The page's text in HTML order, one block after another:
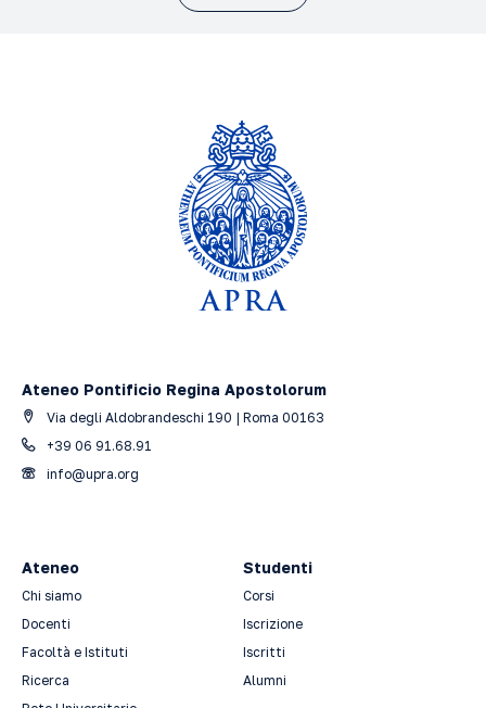
Ateneo Pontificio Regina Apostolorum
Via degli Aldobrandeschi 190 | Roma 00163
+39 06 91.68.91
info@upra.org
Ateneo
Chi siamo
Docenti
Facoltà e Istituti
Ricerca
Studenti
Corsi
Iscrizione
Iscritti
Alumni